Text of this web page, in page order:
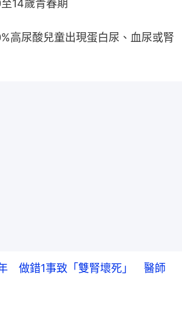
14歲青春期
高尿酸兒童出現蛋白尿、血尿或腎
做錯1事致「雙腎壞死」 醫師